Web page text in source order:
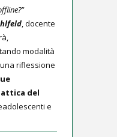
”
, docente
modalità
riflessione
del
e